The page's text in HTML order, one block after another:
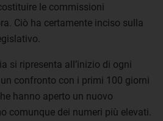
le commissioni
Ciò ha certamente inciso sulla
si ripresenta all’inizio di ogni
confronto con i primi 100 giorni
hanno aperto un nuovo
comunque dei numeri più elevati.